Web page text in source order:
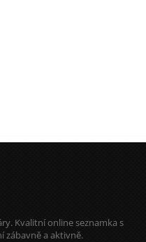
Kvalitní online seznamka s
zábavně a aktivně.